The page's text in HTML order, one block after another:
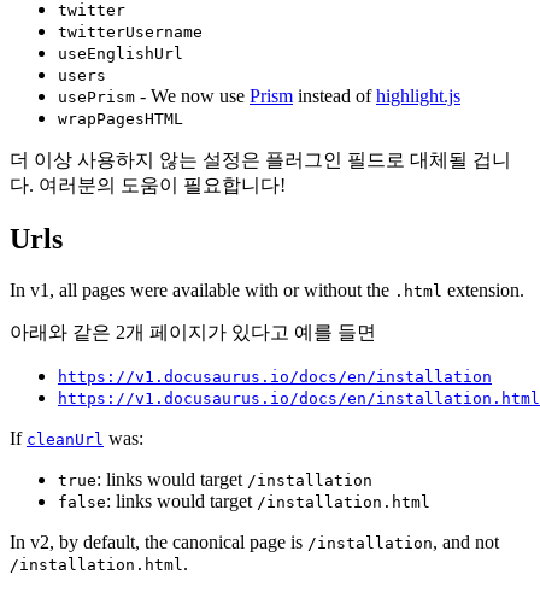
twitter
twitterUsername
useEnglishUrl
users
usePrism - We now use Prism instead ofhighlight.js
wrapPagesHTML
더 이상 사용하지 않는 설정은 플러그인 필드로 대체될 겁니
다. 여러분의 도움이 필요합니다!
Urls
In v1, all pages were available with or without the .html extension.
아래와 같은 2개 페이지가 있다고 예를 들면
https://v1.docusaurus.io/docs/en/installation
https://v1.docusaurus.io/docs/en/installation.html
If cleanUrl was:
true: links would target /installation
false: links would target /installation.html
In v2, by default, the canonical page is /installation, and not
/installation.html .